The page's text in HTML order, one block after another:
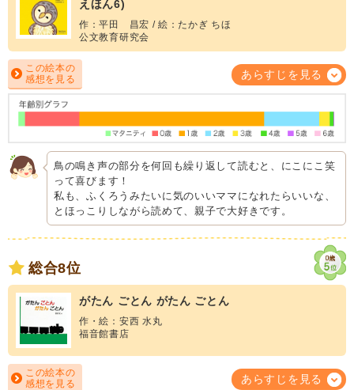
えほん6)
作：平田 昌宏 / 絵：たかぎ ちほ
公文教育研究会
この絵本の
感想を見る
あらすじを見る
鳥の鳴き声の部分を何回も繰り返して読むと、にこにこ笑
って喜びます！
私も、ふくろうみたいに気のいいママになれたらいいな、
とほっこりしながら読めて、親子で大好きです。
総合8位
がたん ごとん がたん ごとん
作・絵：安西 水丸
福音館書店
この絵本の
感想を見る
あらすじを見る